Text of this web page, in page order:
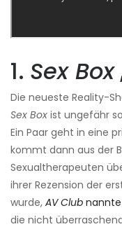
1. Sex Box
Die neueste Reality-
Sex Box ist ungefähr
Ein Paar geht in eine
kommt dann aus der
Sexualtherapeuten
ihrer Rezension der
wurde, AV Club
die nicht